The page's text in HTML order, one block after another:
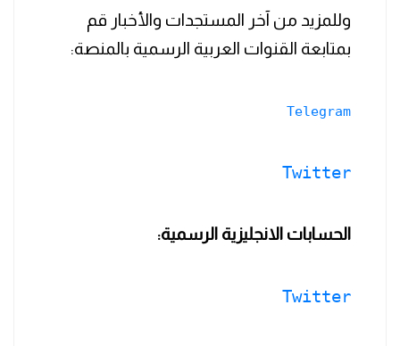
وللمزيد من آخر المستجدات والأخبار قم
بمتابعة القنوات العربية الرسمية بالمنصة:
Telegram
Twitter
الحسابات الانجليزية الرسمية:
Twitter